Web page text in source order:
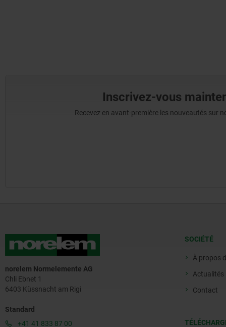
Inscrivez-vous
Recevez en avant-première les nouveautés sur
norelem Normelemente AG
Chli Ebnet 1
6403 Küssnacht am Rigi
Standard
+41 41 833 87 00
SOCIÉTÉ
À propos
Actualités
Contact